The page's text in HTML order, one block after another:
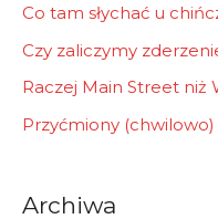
Co tam słychać u
Czy zaliczymy
Raczej Main Street niż
Przyćmiony (chwilowo)
Archiwa